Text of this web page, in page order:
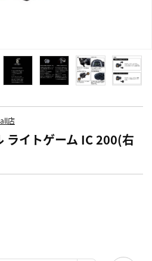
店
ライトゲーム IC 200(右